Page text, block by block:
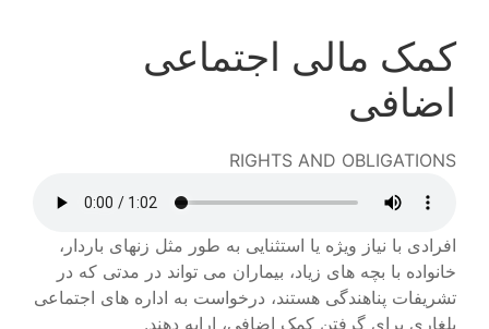
کمک مالی اجتماعی
اضافی
RIGHTS AND OBLIGATIONS
افرادی با نیاز ویژه یا استثنایی به طور مثل زنهای باردار،
خانواده با بچه های زیاد، بیماران می تواند در مدتی که در
تشریفات پناهندگی هستند، درخواست به اداره های اجتماعی
بلغاری برای گرفتن کمک اضافی، ارایه دهند.